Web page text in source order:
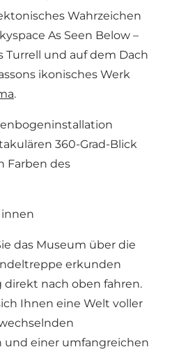
Wahrzeichen
As Seen Below –
Turrell und auf dem Dach
ikonisches Werk
.
360-Grad-Blick
Farben des
das Museum über die
erkunden
nach oben fahren.
Ihnen eine Welt voller
und einer umfangreichen